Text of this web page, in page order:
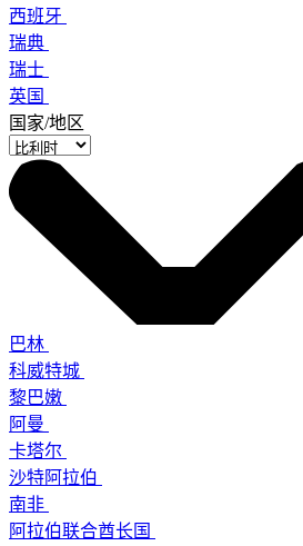
西班牙
瑞典
瑞士
英国
国家/地区
巴林
科威特城
黎巴嫩
阿曼
卡塔尔
沙特阿拉伯
南非
阿拉伯联合酋长国